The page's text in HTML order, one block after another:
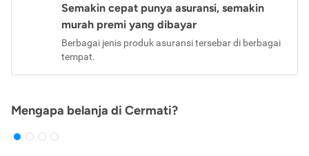
Semakin cepat punya asuransi, semakin
murah premi yang dibayar
Berbagai jenis produk asuransi tersebar di berbagai
tempat.
Mengapa belanja di Cermati?